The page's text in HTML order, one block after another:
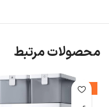
محصولات مرتبط
-4%